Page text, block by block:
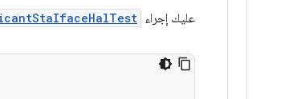
عليك إجراء